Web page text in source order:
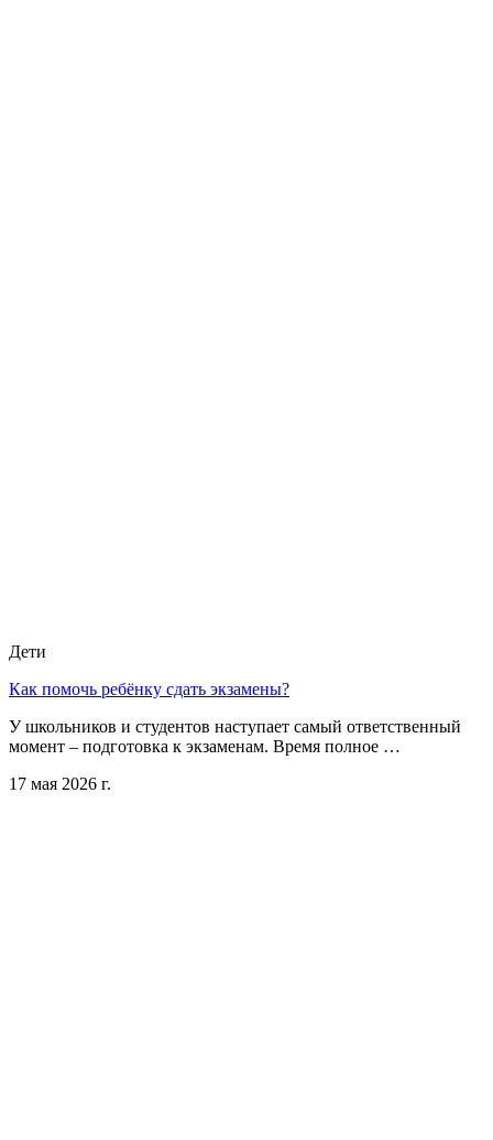
Дети
Как помочь ребёнку сдать экзамены?
У школьников и студентов наступает самый ответственный
момент – подготовка к экзаменам. Время полное …
17 мая 2026 г.